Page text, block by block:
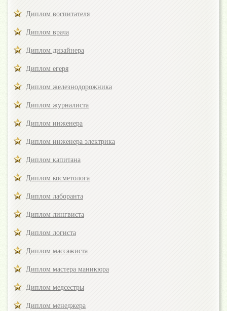
Диплом воспитателя
Диплом врача
Диплом дизайнера
Диплом егеря
Диплом железнодорожника
Диплом журналиста
Диплом инженера
Диплом инженера электрика
Диплом капитана
Диплом косметолога
Диплом лаборанта
Диплом лингвиста
Диплом логиста
Диплом массажиста
Диплом мастера маникюра
Диплом медсестры
Диплом менеджера